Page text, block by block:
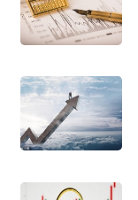
- 0.14
-4.26 -2.42 -
1.52 -1.87